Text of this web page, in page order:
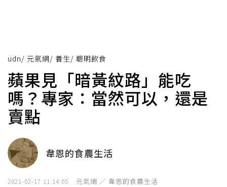
udn/ 元氣網/ 養生/ 聰明飲食
蘋果見「暗黃紋路」能吃
嗎？專家：當然可以，還是
賣點
韋恩的食農生活
2021-02-17 11:14:05 元氣網 ／ 韋恩的食農生活